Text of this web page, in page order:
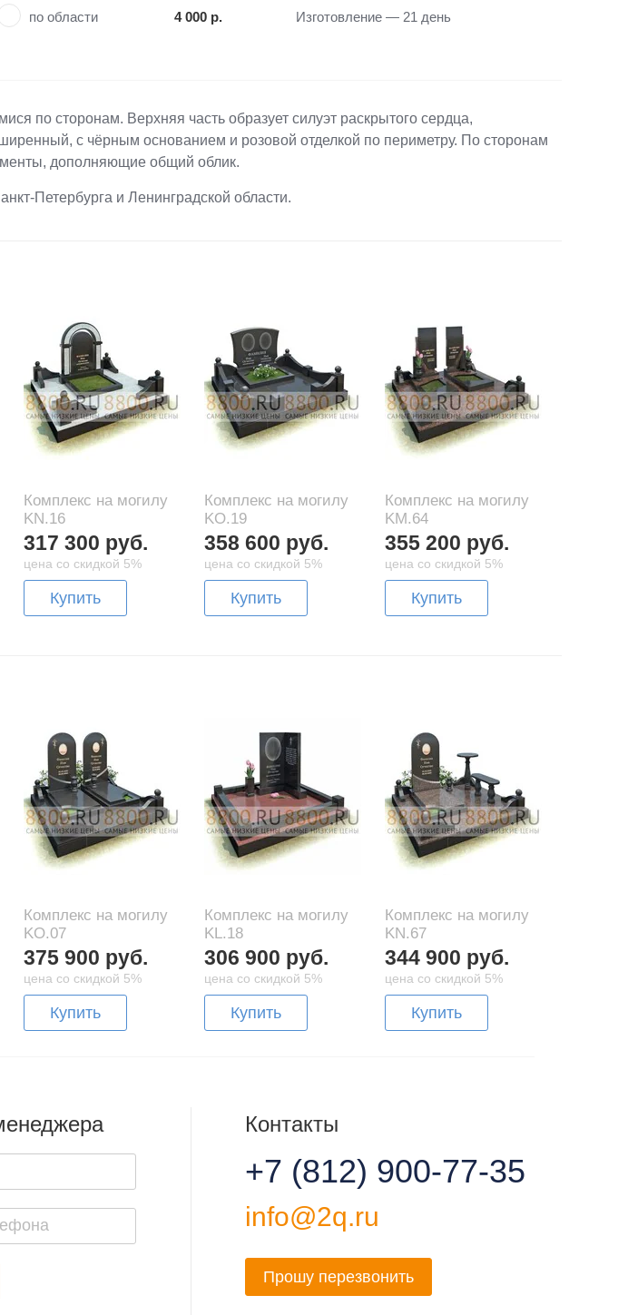
4 000 р.
по области Изготовление — 21 день
по сторонам. Верхняя часть образует силуэт раскрытого сердца,
с чёрным основанием и розовой отделкой по периметру. По сторонам
дополняющие общий облик.
Петербурга и Ленинградской области.
Комплекс на могилу
KN.16
317 300 руб.
цена со скидкой 5%
Купить
Комплекс на могилу
KO.19
358 600 руб.
цена со скидкой 5%
Купить
Комплекс на могилу
KM.64
355 200 руб.
цена со скидкой 5%
Купить
Комплекс на могилу
KO.07
375 900 руб.
цена со скидкой 5%
Купить
Комплекс на могилу
KL.18
306 900 руб.
цена со скидкой 5%
Купить
Комплекс на могилу
KN.67
344 900 руб.
цена со скидкой 5%
Купить
Контакты
+7 (812) 900-77-35
info@2q.ru
Прошу перезвонить